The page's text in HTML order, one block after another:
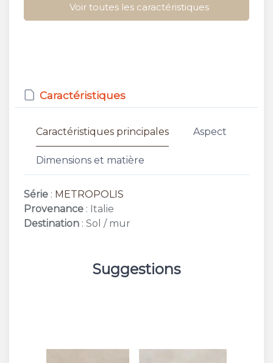
Voir toutes les caractéristiques
Caractéristiques
Caractéristiques principales Aspect
Dimensions et matière
Série : METROPOLIS
Provenance : Italie
Destination : Sol / mur
Suggestions